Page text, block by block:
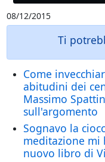
08/12/2015
Ti
Come
abitudini dei
Massimo
sull'argomento
Sognavo la
meditazione mi
nuovo libro di